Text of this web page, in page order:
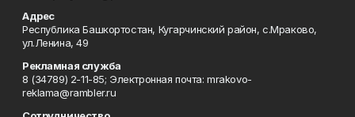
Адрес
Республика Башкортостан, Кугарчинский район, с.Мраково,
ул.Ленина, 49
Рекламная служба
8 (34789) 2-11-85; Электронная почта: mrakovo-
reklama@rambler.ru